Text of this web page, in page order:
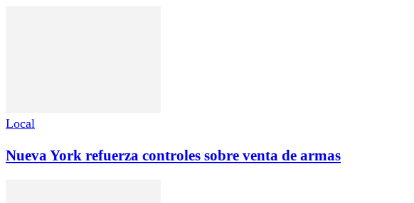
Local
Nueva York refuerza controles sobre venta de armas